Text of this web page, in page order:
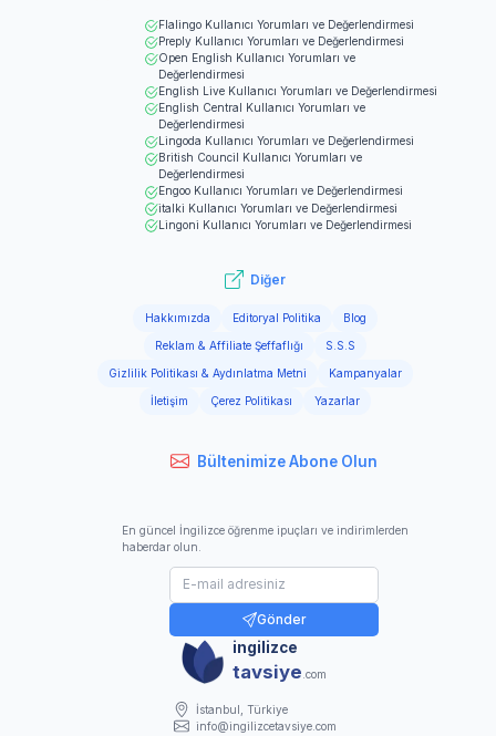
Flalingo Kullanıcı Yorumları ve Değerlendirmesi
Preply Kullanıcı Yorumları ve Değerlendirmesi
Open English Kullanıcı Yorumları ve
Değerlendirmesi
English Live Kullanıcı Yorumları ve Değerlendirmesi
English Central
Kullanıcı Yorumları ve
Değerlendirmesi
Lingoda Kullanıcı Yorumları ve Değerlendirmesi
British Council
Kullanıcı Yorumları ve
Değerlendirmesi
Engoo Kullanıcı Yorumları ve Değerlendirmesi
italki Kullanıcı Yorumları ve Değerlendirmesi
Lingoni Kullanıcı Yorumları ve Değerlendirmesi
Diğer
Hakkımızda Editoryal Politika Blog
Reklam & Affiliate Şeffaflığı S.S.S
Gizlilik Politikası & Aydınlatma Metni Kampanyalar
İletişim Çerez Politikası Yazarlar
Bültenimize Abone Olun
En güncel İngilizce öğrenme ipuçları ve indirimlerden
haberdar olun.
Gönder
ingilizce
tavsiye .com
İstanbul, Türkiye
info@ingilizcetavsiye.com